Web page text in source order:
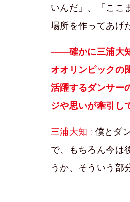
いんだ」、「ここ
場所を作ってあげ
――確かに三浦大
オオリンピックの
活躍するダンサー
ジや思いが牽引し
三浦大知 : 僕とダ
で、もちろん今は
うか、そういう部